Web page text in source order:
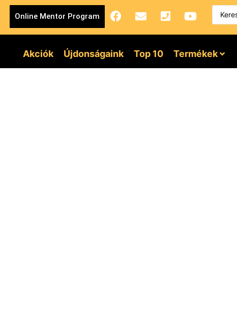
Online Mentor Program
Akciók Újdonságaink Top 10 Termékek